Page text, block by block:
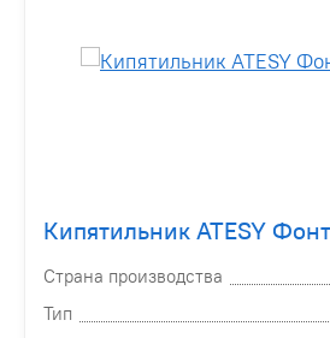
Кипятильник ATESY
Страна производства
Тип